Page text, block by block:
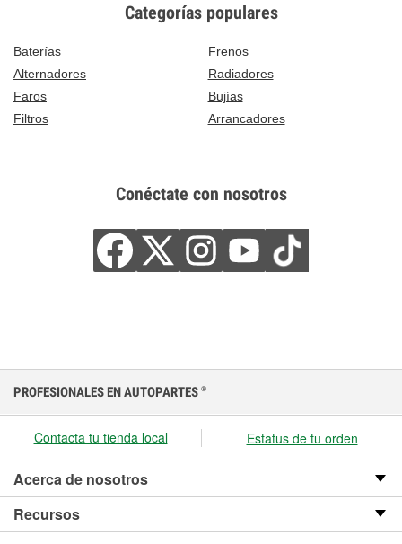
Categorías populares
Baterías
Frenos
Alternadores
Radiadores
Faros
Bujías
Filtros
Arrancadores
Conéctate con nosotros
PROFESIONALES EN AUTOPARTES ®
Contacta tu tienda local Estatus de tu orden
Acerca de nosotros
Recursos